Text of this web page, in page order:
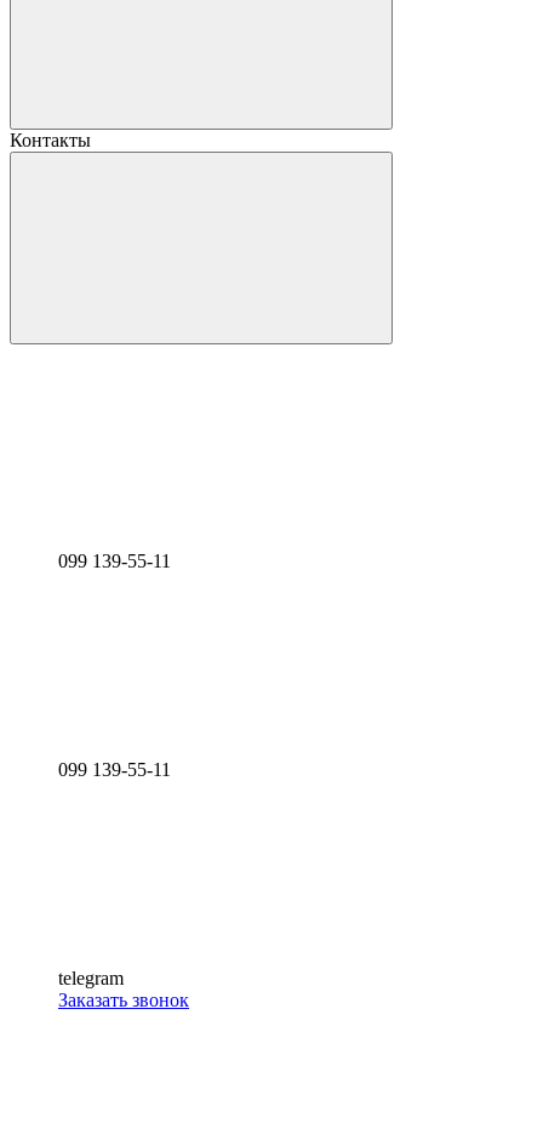
Контакты
099 139-55-11
099 139-55-11
telegram
Заказать звонок